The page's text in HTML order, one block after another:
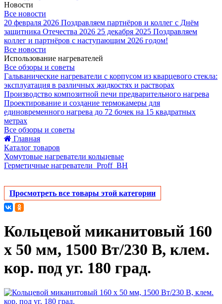
Новости
Все новости
20 февраля 2026 Поздравляем партнёров и коллег с Днём
защитника Отечества 2026 25 декабря 2025 Поздравляем
коллег и партнёров с наступающим 2026 годом!
Все новости
Использование нагревателей
Все обзоры и советы
Гальванические нагреватели с корпусом из кварцевого стекла:
эксплуатация в различных жидкостях и растворах
Производство композитной печи предварительного нагрева
Проектирование и создание термокамеры для
единовременного нагрева до 72 бочек на 15 квадратных
метрах
Все обзоры и советы
Главная
Каталог товаров
Хомутовые нагреватели кольцевые
Герметичные нагреватели_Proff_BH
Просмотреть все товары этой категории
Кольцевой миканитовый 160
х 50 мм, 1500 Вт/230 В, клем.
кор. под уг. 180 град.